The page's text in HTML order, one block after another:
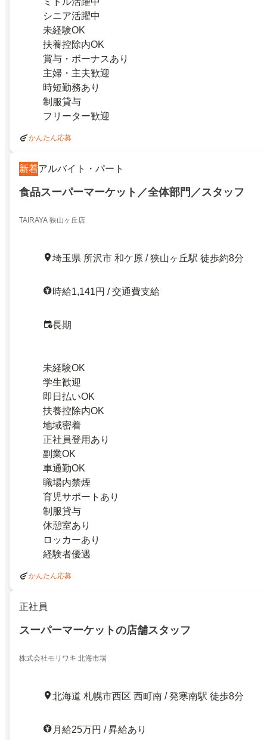
シニア活躍中
未経験OK
扶養控除内OK
賞与・ボーナスあり
主婦・主夫歓迎
時短勤務あり
制服貸与
フリーター歓迎
かんたん応募
新着アルバイト・パート
食品スーパーマーケット／全体部門／スタッフ
TAIRAYA 狭山ヶ丘店
埼玉県 所沢市 和ケ原 / 狭山ヶ丘駅 徒歩約8分
時給1,141円 / 交通費支給
長期
未経験OK
学生歓迎
即日払いOK
扶養控除内OK
地域密着
正社員登用あり
副業OK
車通勤OK
職場内禁煙
育児サポートあり
制服貸与
休憩室あり
ロッカーあり
経験者優遇
かんたん応募
正社員
スーパーマーケットの店舗スタッフ
株式会社モリワキ 北海市場
北海道 札幌市西区 西町南 / 発寒南駅 徒歩8分
月給25万円 / 昇給あり